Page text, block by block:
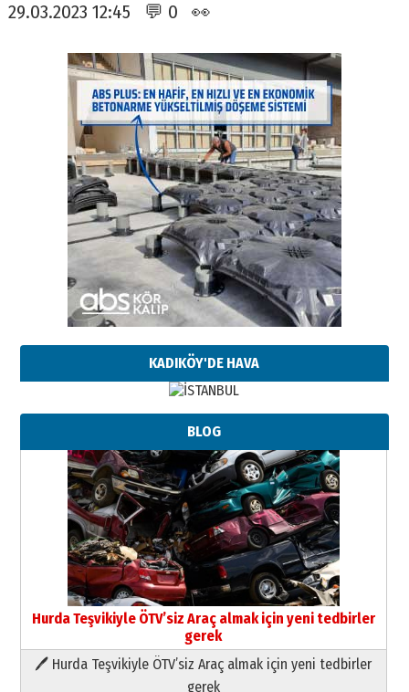
29.03.2023 12:45 💬 0 👀
KADIKÖY'DE HAVA
BLOG
Hurda Teşvikiyle ÖTV’siz Araç almak için yeni tedbirler
gerek
🖊 Hurda Teşvikiyle ÖTV’siz Araç almak için yeni tedbirler
gerek